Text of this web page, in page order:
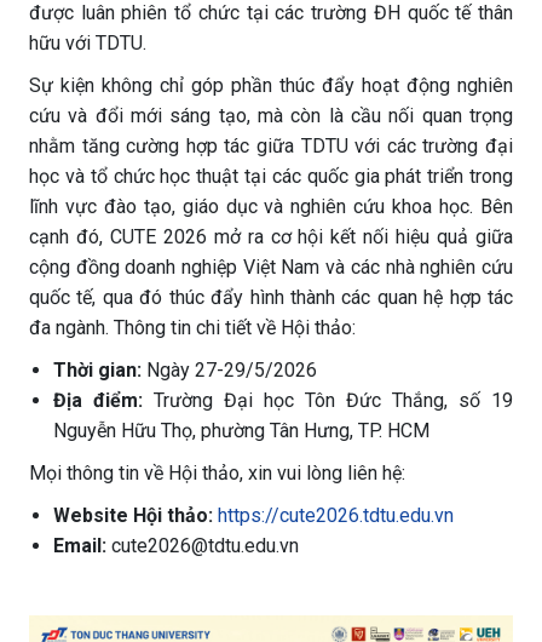
được luân phiên tổ chức tại các trường ĐH quốc tế thân
hữu với TDTU.
Sự kiện không chỉ góp phần thúc đẩy hoạt động nghiên
cứu và đổi mới sáng tạo, mà còn là cầu nối quan trọng
nhằm tăng cường hợp tác giữa TDTU với các trường đại
học và tổ chức học thuật tại các quốc gia phát triển trong
lĩnh vực đào tạo, giáo dục và nghiên cứu khoa học. Bên
cạnh đó, CUTE 2026 mở ra cơ hội kết nối hiệu quả giữa
cộng đồng doanh nghiệp Việt Nam và các nhà nghiên cứu
quốc tế, qua đó thúc đẩy hình thành các quan hệ hợp tác
đa ngành. Thông tin chi tiết về Hội thảo:
Thời gian: Ngày 27-29/5/2026
Địa điểm: Trường Đại học Tôn Đức Thắng, số 19
Nguyễn Hữu Thọ, phường Tân Hưng, TP. HCM
Mọi thông tin về Hội thảo, xin vui lòng liên hệ:
Website Hội thảo: https://cute2026.tdtu.edu.vn
Email: cute2026@tdtu.edu.vn